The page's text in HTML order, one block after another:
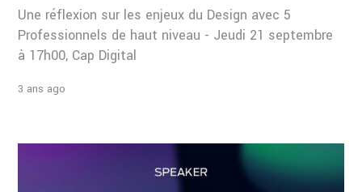
Une réflexion sur les enjeux du Design avec 5
Professionnels de haut niveau - Jeudi 21 septembre
à 17h00, Cap Digital
3 ans ago